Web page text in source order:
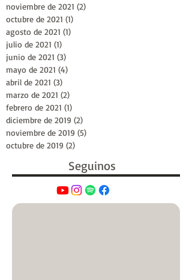
noviembre de 2021 (2)
octubre de 2021 (1)
agosto de 2021 (1)
julio de 2021 (1)
junio de 2021 (3)
mayo de 2021 (4)
abril de 2021 (3)
marzo de 2021 (2)
febrero de 2021 (1)
diciembre de 2019 (2)
noviembre de 2019 (5)
octubre de 2019 (2)
Seguinos